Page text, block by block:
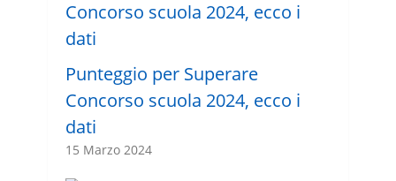
Punteggio per Superare
Concorso scuola 2024, ecco i
dati
15 Marzo 2024